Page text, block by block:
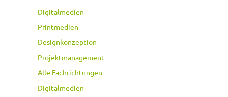
Digitalmedien
Printmedien
Designkonzeption
Projektmanagement
Alle Fachrichtungen
Digitalmedien